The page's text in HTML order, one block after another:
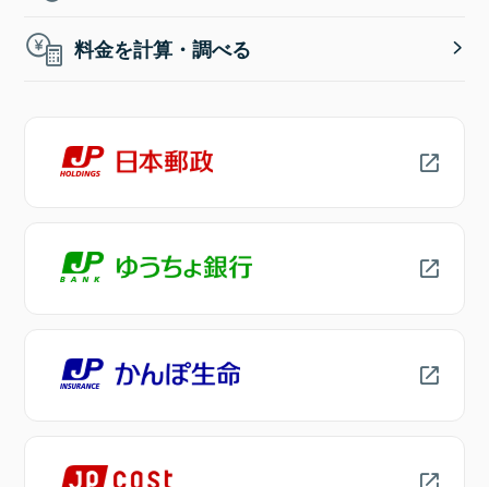
料金を計算・調べる